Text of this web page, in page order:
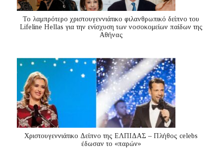
Το λαμπρότερο χριστουγεννιάτικο φιλανθρωπικό δείπνο του
Lifeline Hellas για την ενίσχυση των νοσοκομείων παίδων της
Αθήνας
Χριστουγεννιάτικο Δείπνο της ΕΛΠΙΔΑΣ – Πλήθος celebs
έδωσαν το «παρών»